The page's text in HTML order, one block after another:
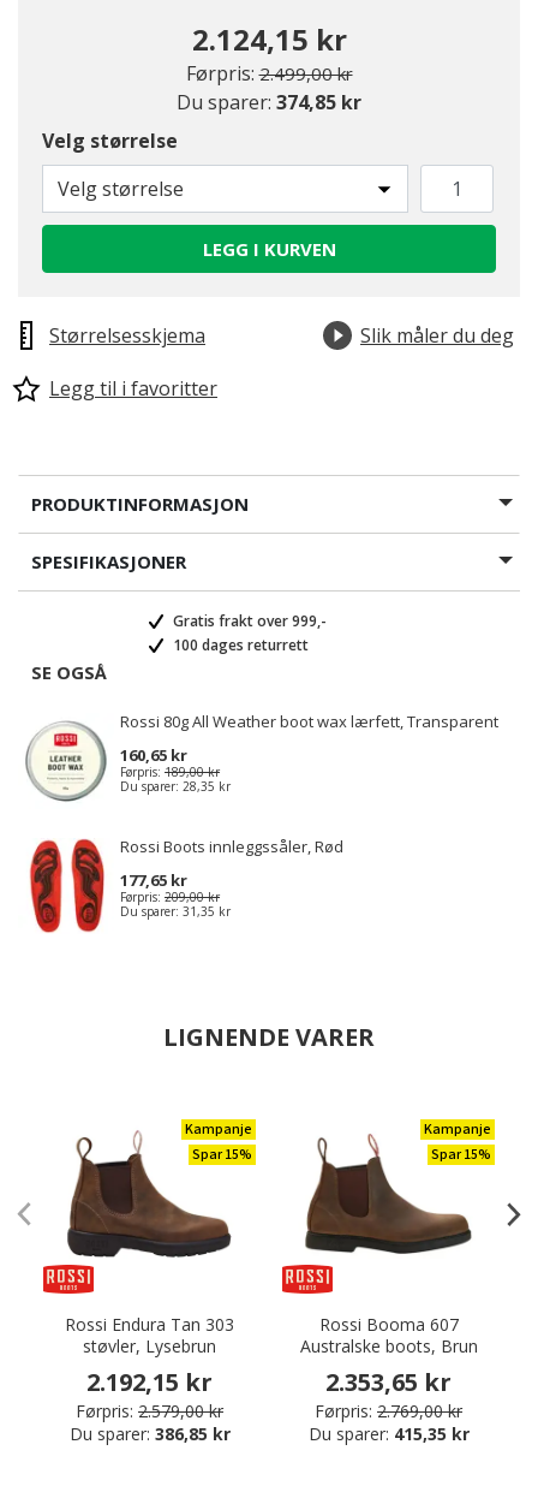
2.124,15 kr
Førpris: Pris redusert fra
2.499,00 krtil
Du sparer: 374,85 kr
Velg størrelse
Velg størrelse
LEGG I KURVEN
Størrelsesskjema
Slik måler du deg
Legg til i favoritter
PRODUKTINFORMASJON
SPESIFIKASJONER
Gratis frakt over 999,-
100 dages returrett
SE OGSÅ
Rossi 80g All Weather boot wax lærfett, Transparent
160,65 kr
Førpris: 189,00 kr
Du sparer: 28,35 kr
Rossi Boots innleggssåler, Rød
177,65 kr
Førpris: 209,00 kr
Du sparer: 31,35 kr
LIGNENDE VARER
Kampanje
Spar 15%
Rossi Endura Tan 303
støvler, Lysebrun
2.192,15 kr
Førpris: 2.579,00 kr
Du sparer: 386,85 kr
Kampanje
Spar 15%
Rossi Booma 607
Australske boots, Brun
2.353,65 kr
Førpris: 2.769,00 kr
Du sparer: 415,35 kr